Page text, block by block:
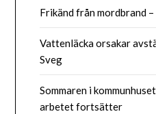
Frikänd från mordbrand
Vattenläcka orsakar
Sveg
Sommaren i
arbetet fortsätter